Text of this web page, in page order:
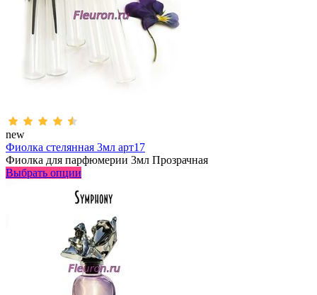
new
Фиолка стелянная 3мл арт17
Фиолка для парфюмерии 3мл Прозрачная
Выбрать опции